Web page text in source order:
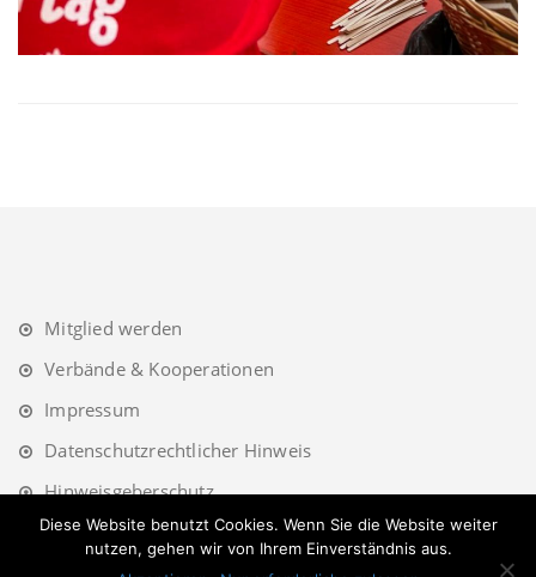
Mitglied werden
Verbände & Kooperationen
Impressum
Datenschutzrechtlicher Hinweis
Hinweisgeberschutz
Diese Website benutzt Cookies. Wenn Sie die Website weiter
nutzen, gehen wir von Ihrem Einverständnis aus.